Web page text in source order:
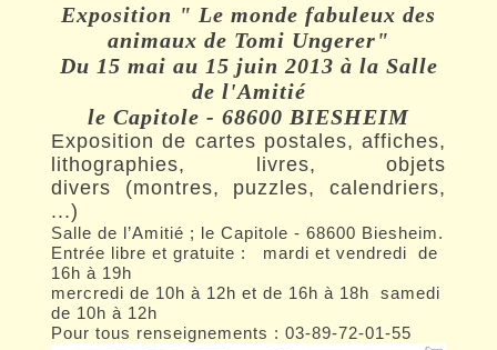
Exposition " Le monde fabuleux des
animaux de Tomi Ungerer"
Du 15 mai au 15 juin 2013 à la Salle
de l'Amitié
le Capitole - 68600 BIESHEIM
Exposition de cartes postales, affiches,
lithographies, livres, objets
divers (montres, puzzles, calendriers,
...)
Salle de l’Amitié ; le Capitole - 68600 Biesheim.
Entrée libre et gratuite : mardi et vendredi de
16h à 19h
mercredi de 10h à 12h et de 16h à 18h samedi
de 10h à 12h
Pour tous renseignements : 03-89-72-01-55